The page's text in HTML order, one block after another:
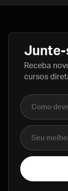
Junte-
Receba
cursos
Nome
E-mail